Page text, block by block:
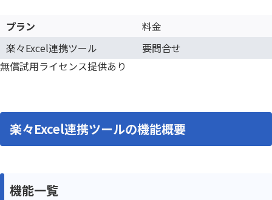
プラン
料金
楽々Excel連携ツール
要問合せ
無償試用ライセンス提供あり
楽々Excel連携ツールの機能概要
機能一覧